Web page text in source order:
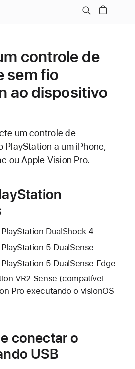
controle de
sem fio
ao dispositivo
um controle de
PlayStation a um iPhone,
ou Apple Vision Pro.
DualShock 4
5 DualSense
5 DualSense Edge
VR2 Sense (compatível
Pro executando o visionOS
conectar o
USB